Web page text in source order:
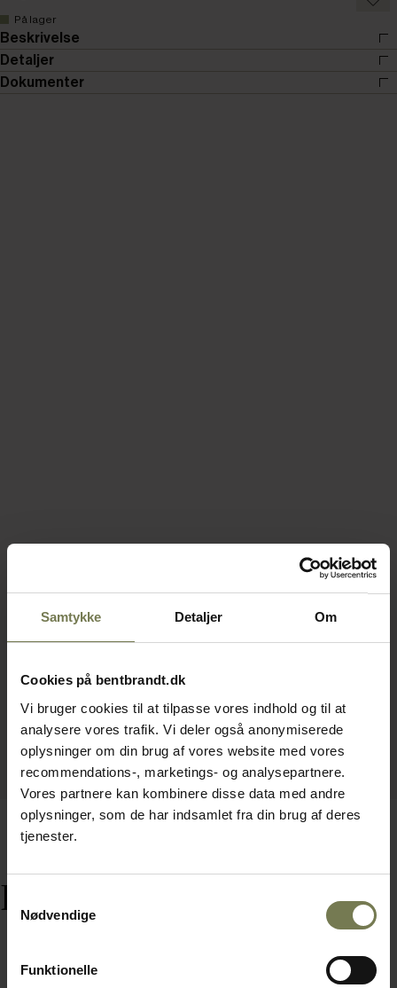
Samtykke Detaljer Om
Cookies på bentbrandt.dk
Vi bruger cookies til at tilpasse vores indhold og til at
analysere vores trafik. Vi deler også anonymiserede
oplysninger om din brug af vores website med vores
recommendations-, marketings- og analysepartnere.
Vores partnere kan kombinere disse data med andre
oplysninger, som de har indsamlet fra din brug af deres
tjenester.
Nødvendige
Funktionelle
På lager
Beskrivelse
Detaljer
Dokumenter
Relaterede varer